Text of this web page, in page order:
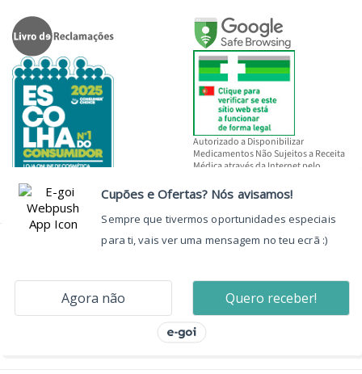
Autorizado a Disponibilizar
Medicamentos Não Sujeitos a Receita
Médica através da Internet pelo